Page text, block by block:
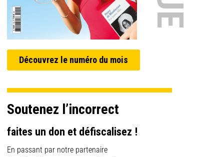
Découvrez le numéro du mois
Soutenez l’incorrect
faites un don et défiscalisez !
En passant par notre partenaire